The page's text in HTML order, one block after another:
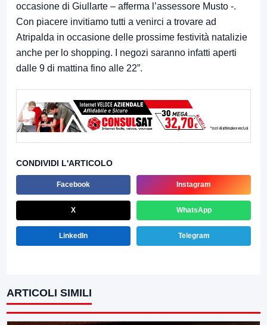
occasione di Giullarte – afferma l’assessore Musto -.
Con piacere invitiamo tutti a venirci a trovare ad
Atripalda in occasione delle prossime festività natalizie
anche per lo shopping. I negozi saranno infatti aperti
dalle 9 di mattina fino alle 22”.
CONDIVIDI L'ARTICOLO
Facebook Instagram
X WhatsApp
LinkedIn Telegram
ARTICOLI SIMILI